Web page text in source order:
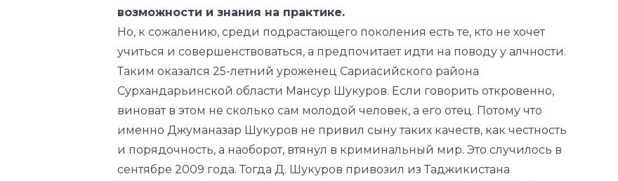
возможности и знания на практике.
Но, к сожалению, среди подрастающего поколения есть те, кто не хочет
учиться и совершенствоваться, а предпочитает идти на поводу у алчности.
Таким оказался 25-летний уроженец Сариасийского района
Сурхандарьинской области Мансур Шукуров. Если говорить откровенно,
виноват в этом не сколько сам молодой человек, а его отец. Потому что
именно Джуманазар Шукуров не привил сыну таких качеств, как честность
и порядочность, а наоборот, втянул в криминальный мир. Это случилось в
сентябре 2009 года. Тогда Д. Шукуров привозил из Таджикистана